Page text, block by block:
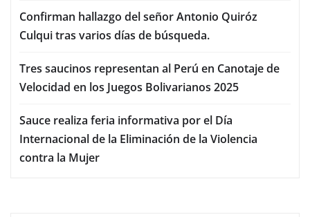
Confirman hallazgo del señor Antonio Quiróz
Culqui tras varios días de búsqueda.
Tres saucinos representan al Perú en Canotaje de
Velocidad en los Juegos Bolivarianos 2025
Sauce realiza feria informativa por el Día
Internacional de la Eliminación de la Violencia
contra la Mujer